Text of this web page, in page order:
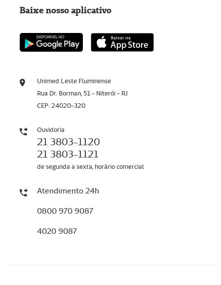
Unimed Leste Fluminense
Rua Dr. Borman, 51 - Niterói - RJ
CEP: 24020-320
Ouvidoria
21 3803-1120
21 3803-1121
de segunda a sexta, horário comercial
Atendimento 24h
0800 970 9087
4020 9087
Baixe nosso aplicativo